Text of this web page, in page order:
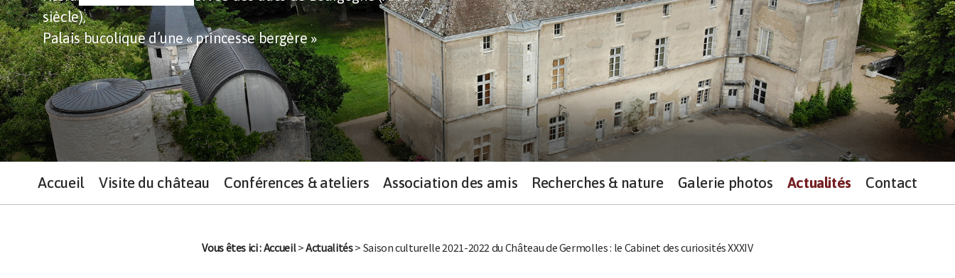
Accueil Visite du château Conférences & ateliers Association des amis Recherches & nature Galerie photos Actualités Contact
siècle),
Palais bucolique d’une « princesse bergère »
Vous êtes ici :Accueil>Actualités> Saison culturelle 2021-2022 du Château de Germolles : le Cabinet des curiosités XXXIV